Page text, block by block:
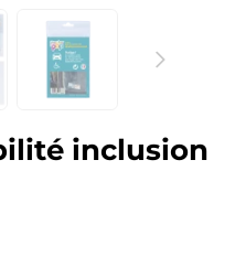
inclusion